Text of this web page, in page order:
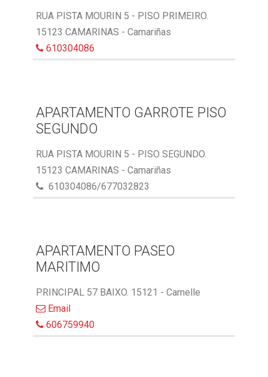
RUA PISTA MOURIN 5 - PISO PRIMEIRO.
15123 CAMARINAS - Camariñas
610304086
APARTAMENTO GARROTE PISO
SEGUNDO
RUA PISTA MOURIN 5 - PISO SEGUNDO.
15123 CAMARINAS - Camariñas
610304086/677032823
APARTAMENTO PASEO
MARITIMO
PRINCIPAL 57 BAIXO. 15121 - Camelle
Email
606759940